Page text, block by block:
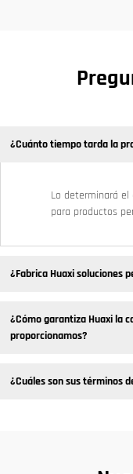
¿Cuánto tiempo tarda la
Lo determinará el
para productos
¿Fabrica Huaxi soluciones
¿Cómo garantiza Huaxi la
proporcionamos?
¿Cuáles son sus términos